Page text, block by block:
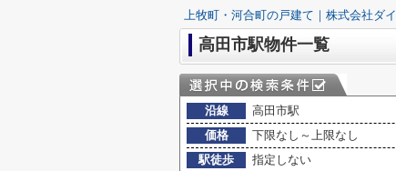
上牧町・河合町の戸建て｜株式会社ダ
高田市駅物件一覧
沿線
高田市駅
価格
下限なし～上限なし
駅徒歩
指定しない